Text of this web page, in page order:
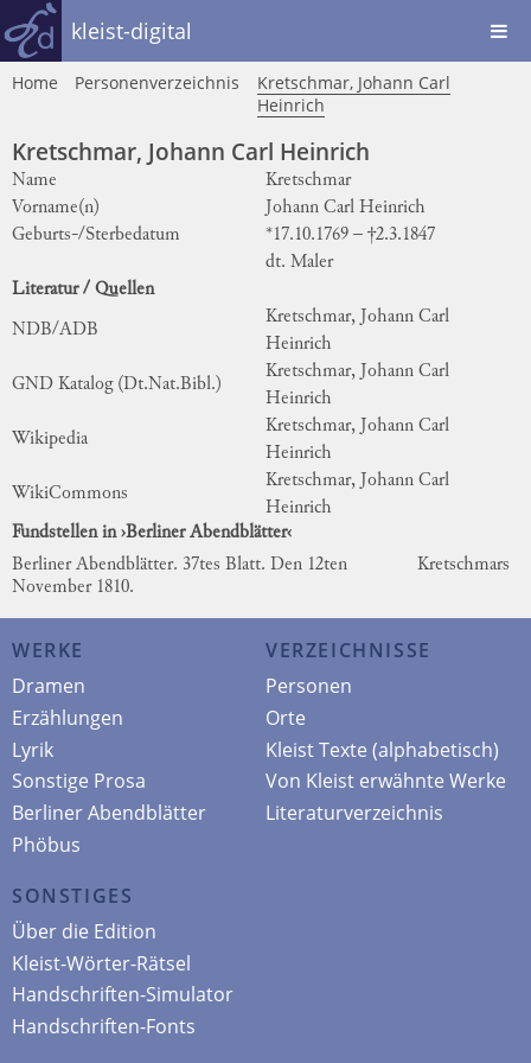
kleist-digital
Home Personenverzeichnis
Kretschmar, Johann Carl
Heinrich
Kretschmar, Johann Carl Heinrich
Name
Kretschmar
Vorname(n)
Johann Carl Heinrich
Geburts-/Sterbedatum
*17.10.1769 – †2.3.1847
dt. Maler
Literatur / Quellen
NDB/ADB
Kretschmar, Johann Carl
Heinrich
GND Katalog (Dt.Nat.Bibl.)
Kretschmar, Johann Carl
Heinrich
Wikipedia
Kretschmar, Johann Carl
Heinrich
WikiCommons
Kretschmar, Johann Carl
Heinrich
Fundstellen in ›Berliner Abendblätter‹
Berliner Abendblätter. 37tes Blatt. Den 12ten
November 1810.
Kretschmars
WERKE
Dramen
Erzählungen
Lyrik
Sonstige Prosa
Berliner Abendblätter
Phöbus
VERZEICHNISSE
Personen
Orte
Kleist Texte (alphabetisch)
Von Kleist erwähnte Werke
Literaturverzeichnis
SONSTIGES
Über die Edition
Kleist-Wörter-Rätsel
Handschriften-Simulator
Handschriften-Fonts